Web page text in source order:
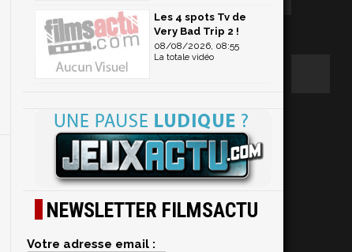
Les 4 spots Tv de
Very Bad Trip 2 !
08/08/2026, 08:55
La totale vidéo
NEWSLETTER FILMSACTU
Votre adresse email :